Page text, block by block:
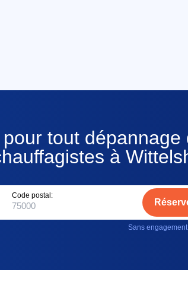
tout dépannage
à
Code postal:
Sans